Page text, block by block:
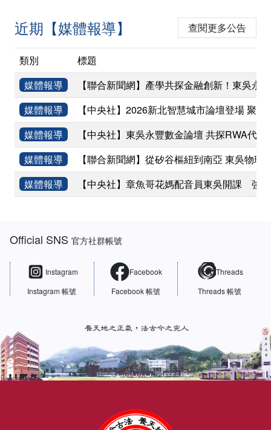
近期【媒體報導】 查閱更多公告
類別
標題
媒體報導
【聯合新聞網】產學共探金融創新！東吳
媒體報導
【中央社】2026新北智慧城市論壇登場 聚
媒體報導
【中央社】東吳永豐數金論壇 共探RWA代幣
媒體報導
【聯合新聞網】從矽谷樞紐到南亞 東吳物理
媒體報導
【中央社】章魚哥花媽配音員東吳開課 強
Official SNS官方社群帳號
Instagram
Instagram 帳號
Facebook
Facebook 帳號
Threads
Threads 帳號